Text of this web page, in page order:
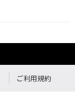
ご利用規約